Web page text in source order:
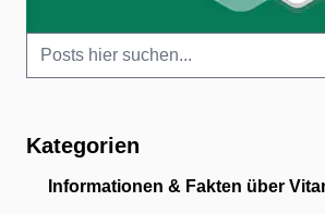
Kategorien
Informationen & Fakten über